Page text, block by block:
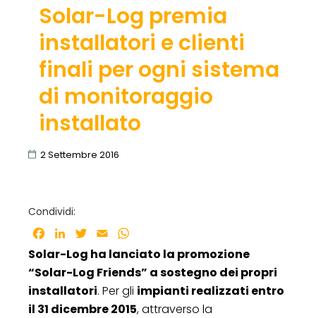
Solar-Log premia
installatori e clienti
finali per ogni sistema
di monitoraggio
installato
2 Settembre 2016
Condividi:
Facebook
LinkedInTwitter
Email
Solar-Log ha lanciato la promozione
“Solar-Log Friends” a sostegno dei propri
installatori. Per gli impianti realizzati entro
il 31 dicembre 2015, attraverso la